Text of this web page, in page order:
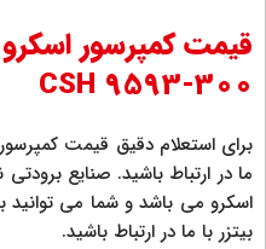
CSH 9593-300
ما در ارتباط باشید. صنایع
اسکرو می باشد و شما می توانید
بیتزر با ما در ارتباط باشید.